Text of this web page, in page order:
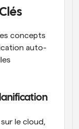
concepts
auto-
le cloud,